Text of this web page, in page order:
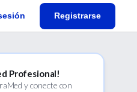
Registrarse
Profesional!
y conecte con